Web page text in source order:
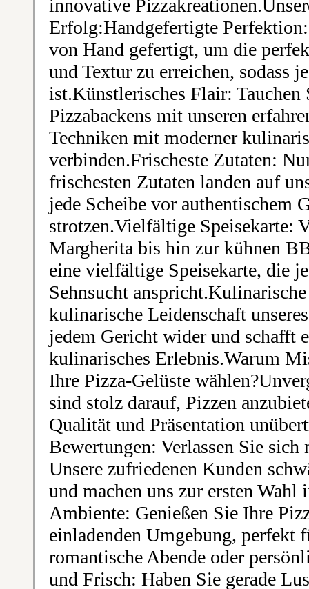
innovative
Erfolg:Handgefertigte
von Hand gefertigt, um die
und Textur zu erreichen, sodass
ist.Künstlerisches Flair:
Pizzabackens mit unseren
Techniken mit moderner
verbinden.Frischeste Zutaten:
frischesten Zutaten landen auf
jede Scheibe vor authentischem
strotzen.Vielfältige Speisekarte:
Margherita bis hin zur kühnen
eine vielfältige Speisekarte, die
Sehnsucht
kulinarische Leidenschaft
jedem Gericht wider und schafft
kulinarisches Erlebnis.Warum
Ihre Pizza-Gelüste
sind stolz darauf, Pizzen
Qualität und Präsentation
Bewertungen: Verlassen Sie
Unsere zufriedenen Kunden
und machen uns zur ersten
Ambiente: Genießen Sie Ihre
einladenden Umgebung, perfekt
romantische Abende oder
und Frisch: Haben Sie gerade